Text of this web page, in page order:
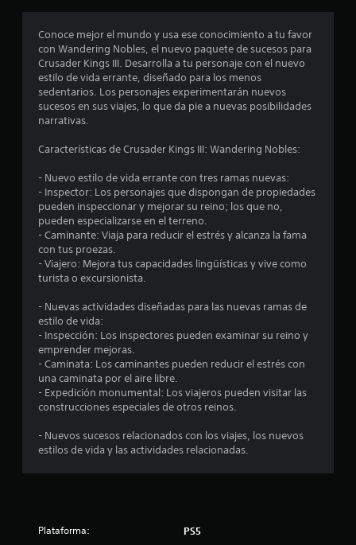
o
m
i
o
4
.
6
e
s
t
e
l
Conoce mejor el mundo y usa ese conocimiento a tu favor
con Wandering Nobles, el nuevo paquete de sucesos para
Crusader Kings III. Desarrolla a tu personaje con el nuevo
estilo de vida errante, diseñado para los menos
sedentarios. Los personajes experimentarán nuevos
sucesos en sus viajes, lo que da pie a nuevas posibilidades
narrativas.
Características de Crusader Kings III: Wandering Nobles:
- Nuevo estilo de vida errante con tres ramas nuevas:
- Inspector: Los personajes que dispongan de propiedades
pueden inspeccionar y mejorar su reino; los que no,
pueden especializarse en el terreno.
- Caminante: Viaja para reducir el estrés y alcanza la fama
con tus proezas.
- Viajero: Mejora tus capacidades lingüísticas y vive como
turista o excursionista.
- Nuevas actividades diseñadas para las nuevas ramas de
estilo de vida:
- Inspección: Los inspectores pueden examinar su reino y
emprender mejoras.
- Caminata: Los caminantes pueden reducir el estrés con
una caminata por el aire libre.
- Expedición monumental: Los viajeros pueden visitar las
construcciones especiales de otros reinos.
- Nuevos sucesos relacionados con los viajes, los nuevos
estilos de vida y las actividades relacionadas.
Plataforma: PS5